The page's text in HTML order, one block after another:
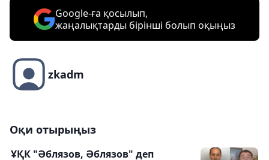
Google-ға қосылып,
жаңалықтарды бірінші болып оқыңыз
zkadm
Оқи отырыңыз
ҰҚК "Әблязов, Әблязов" деп